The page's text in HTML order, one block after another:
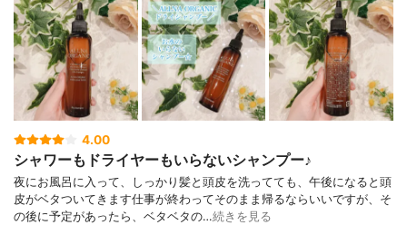
4.00
シャワーもドライヤーもいらないシャンプー♪
夜にお風呂に入って、しっかり髪と頭皮を洗ってても、午後になると頭
皮がベタついてきます仕事が終わってそのまま帰るならいいですが、そ
の後に予定があったら、ベタベタの…続きを見る